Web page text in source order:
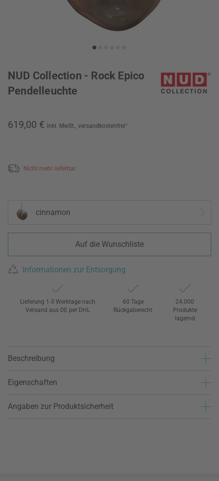
NUD Collection - Rock Epico
Pendelleuchte
619,00 € inkl. MwSt., versandkostenfrei*
Nicht mehr lieferbar
cinnamon
Auf die Wunschliste
Informationen zur Entsorgung
Lieferung 1-3 Werktage nach
Versand aus DE per DHL
60 Tage
Rückgaberecht
24.000
Produkte
lagernd
Beschreibung
Eigenschaften
Angaben zur Produktsicherheit